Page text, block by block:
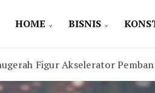
HOME BISNIS
Figur Akselerator